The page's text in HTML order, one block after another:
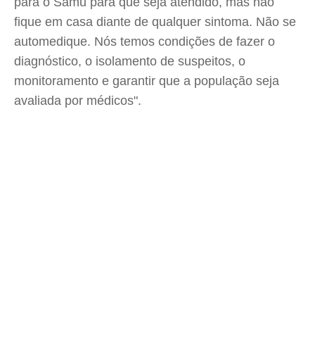
fique em casa diante de qualquer sintoma. Não se
automedique. Nós temos condições de fazer o
diagnóstico, o isolamento de suspeitos, o
monitoramento e garantir que a população seja
avaliada por médicos".